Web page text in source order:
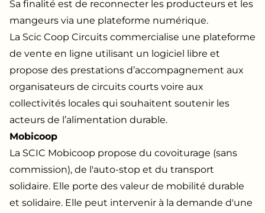
Sa finalité est de reconnecter les producteurs et les
mangeurs via une plateforme numérique.
La Scic Coop Circuits commercialise une plateforme
de vente en ligne utilisant un logiciel libre et
propose des prestations d’accompagnement aux
organisateurs de circuits courts voire aux
collectivités locales qui souhaitent soutenir les
acteurs de l’alimentation durable.
Mobicoop
La SCIC Mobicoop propose du covoiturage (sans
commission), de l'auto-stop et du transport
solidaire. Elle porte des valeur de mobilité durable
et solidaire. Elle peut intervenir à la demande d'une